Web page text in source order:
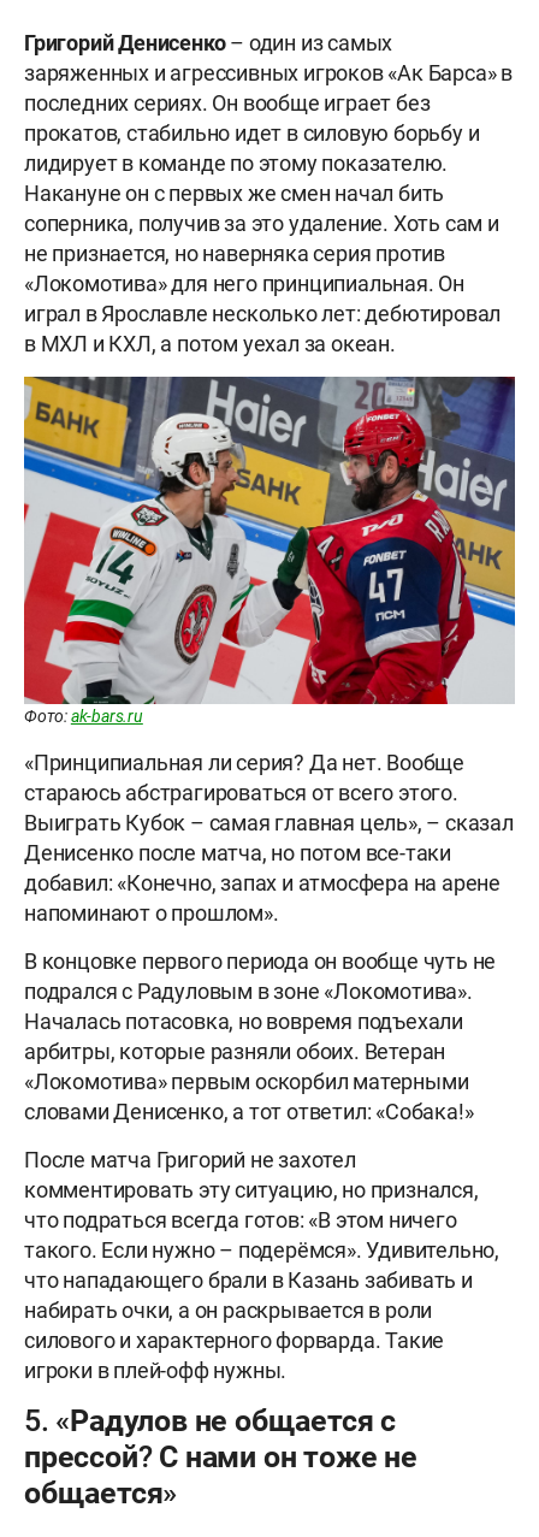
Григорий Денисенко– один из самых
заряженных и агрессивных игроков «Ак Барса» в
последних сериях. Он вообще играет без
прокатов, стабильно идет в силовую борьбу и
лидирует в команде по этому показателю.
Накануне он с первых же смен начал бить
соперника, получив за это удаление. Хоть сам и
не признается, но наверняка серия против
«Локомотива» для него принципиальная. Он
играл в Ярославле несколько лет: дебютировал
в МХЛ и КХЛ, а потом уехал за океан.
Фото:ak-bars.ru
«Принципиальная ли серия? Да нет. Вообще
стараюсь абстрагироваться от всего этого.
Выиграть Кубок – самая главная цель», – сказал
Денисенко после матча, но потом все-таки
добавил: «Конечно, запах и атмосфера на арене
напоминают о прошлом».
В концовке первого периода он вообще чуть не
подрался с Радуловым в зоне «Локомотива».
Началась потасовка, но вовремя подъехали
арбитры, которые разняли обоих. Ветеран
«Локомотива» первым оскорбил матерными
словами Денисенко, а тот ответил: «Собака!»
После матча Григорий не захотел
комментировать эту ситуацию, но признался,
что подраться всегда готов: «В этом ничего
такого. Если нужно – подерёмся». Удивительно,
что нападающего брали в Казань забивать и
набирать очки, а он раскрывается в роли
силового и характерного форварда. Такие
игроки в плей-офф нужны.
5. «Радулов не общается с
прессой? С нами он тоже не
общается»